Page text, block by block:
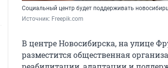
Cоциальный центр будет поддерживать
Источник: Freepik.com
В центре Новосибирска, на улице
разместится общественная